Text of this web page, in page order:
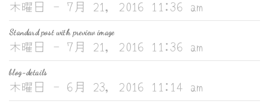
木曜日 - 7月 21, 2016 11:36 am
Standard post with preview image
木曜日 - 7月 21, 2016 11:36 am
blog-details
木曜日 - 6月 23, 2016 11:14 am